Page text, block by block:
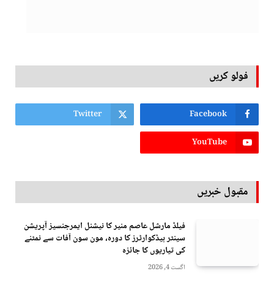
فولو کریں
Facebook
Twitter
YouTube
مقبول خبریں
فیلڈ مارشل عاصم منیر کا نیشنل ایمرجنسیز آپریشن
سینٹر ہیڈکوارٹرز کا دورہ، مون سون آفات سے نمٹنے
کی تیاریوں کا جائزہ
اگست 4, 2026